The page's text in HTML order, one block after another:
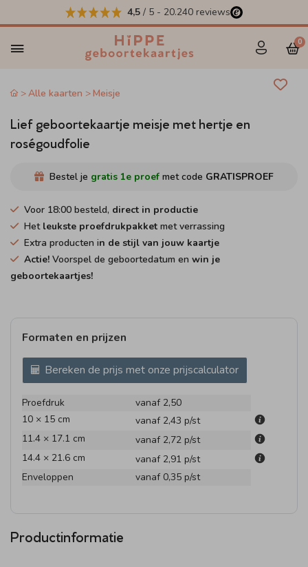
4,5 / 5 - 20.240 reviews
0
Alle kaarten Meisje
Lief geboortekaartje meisje met hertje en
roségoudfolie
Bestel je gratis 1e proef met code GRATISPROEF
Voor 18:00 besteld, direct in productie
Het leukste proefdrukpakket met verrassing
Extra producten in de stijl van jouw kaartje
Actie! Voorspel de geboortedatum en win je
geboortekaartjes!
Formaten en prijzen
Bereken de prijs met onze prijscalculator
Proefdruk
vanaf 2,50
10 × 15 cm
vanaf 2,43 p/st
11.4 × 17.1 cm
vanaf 2,72 p/st
14.4 × 21.6 cm
vanaf 2,91 p/st
Enveloppen
vanaf 0,35 p/st
Productinformatie